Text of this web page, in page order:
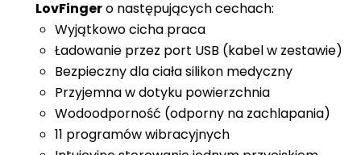
LovFingero następujących cechach:
Wyjątkowo cicha praca
Ładowanie przez port USB (kabel w zestawie)
Bezpieczny dla ciała silikon medyczny
Przyjemna w dotyku powierzchnia
Wodoodporność (odporny na zachlapania)
11 programów wibracyjnych